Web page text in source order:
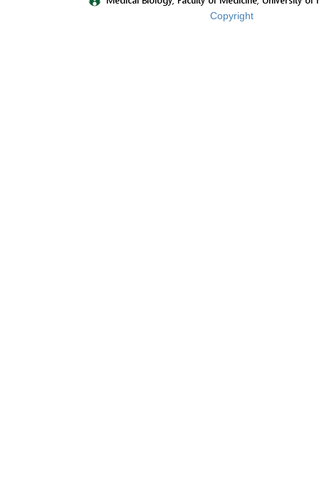
Copyright